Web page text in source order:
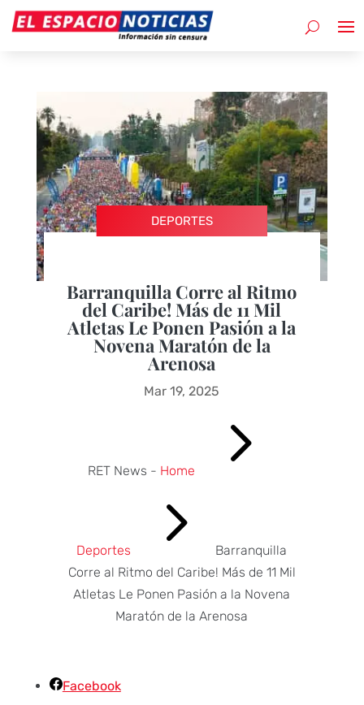
DEPORTES
Barranquilla Corre al Ritmo
del Caribe! Más de 11 Mil
Atletas Le Ponen Pasión a la
Novena Maratón de la
Arenosa
Mar 19, 2025
RET News - Home 5
Deportes 5
Barranquilla
Corre al Ritmo del Caribe! Más de 11 Mil
Atletas Le Ponen Pasión a la Novena
Maratón de la Arenosa
Facebook